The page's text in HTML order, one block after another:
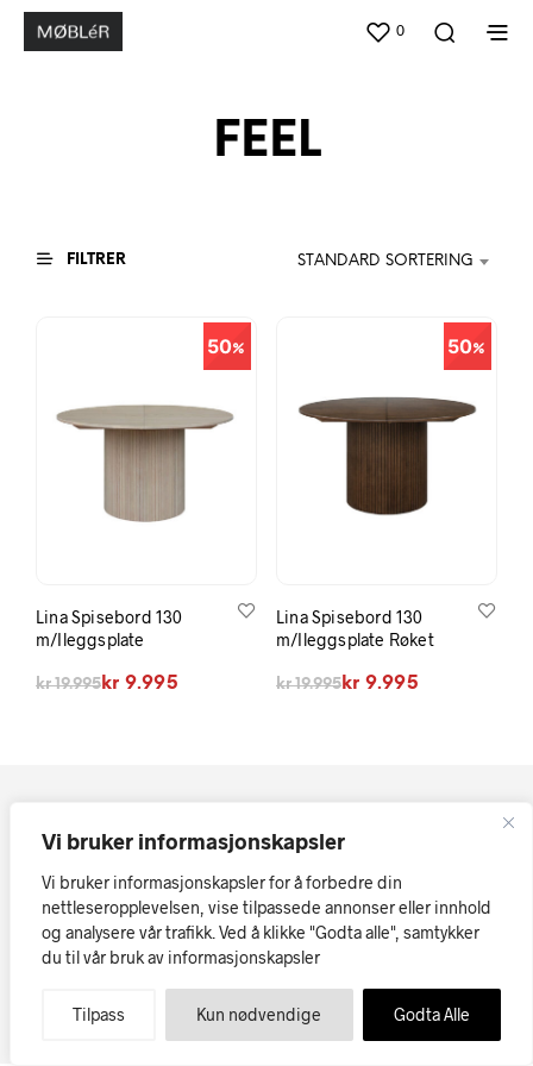
Vi bruker informasjonskapsler
Vi bruker informasjonskapsler for å forbedre din
nettleseropplevelsen, vise tilpassede annonser eller innhold
og analysere vår trafikk. Ved å klikke "Godta alle", samtykker
du til vår bruk av informasjonskapsler
Tilpass Kun nødvendige Godta Alle
0
FEEL
FILTRER STANDARD SORTERING
50
Lina Spisebord 130
m/Ileggsplate
kr19.995
Opprinnelig pris var: kr 19.995.
kr 9.995
Nåværende pris er: kr 9.995.
50
Lina Spisebord 130
m/Ileggsplate Røket
kr19.995
Opprinnelig pris var: kr 19.995.
kr 9.995
Nåværende pris er: kr 9.995.
Kopirett © Askøy Møbler ASVi tar forbehold om at skrivefeil
eller tekniske feil i tekst, priser og bilder kan forekomme.
Møbler på nett